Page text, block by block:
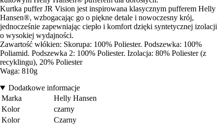
Kurtka puffer JR Vision jest inspirowana klasycznym pufferem Helly
Hansen®, wzbogacając go o piękne detale i nowoczesny krój,
jednocześnie zapewniając ciepło i komfort dzięki syntetycznej izolacji
o wysokiej wydajności.
Zawartość włókien: Skorupa: 100% Poliester. Podszewka: 100%
Poliamid. Podszewka 2: 100% Poliester. Izolacja: 80% Poliester (z
recyklingu), 20% Poliester
Waga: 810g
Dodatkowe informacje
Marka
Helly Hansen
Kolor
czarny
Kolor
Czarny